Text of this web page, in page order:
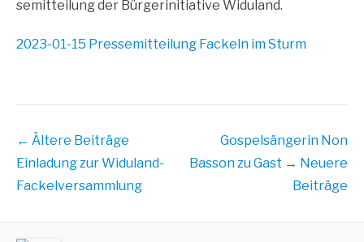
se­mit­tei­lung der Bür­ger­initia­ti­ve Widuland.
2023-01-15 Pres­se­mit­tei­lung Fackeln im Sturm
Beitrags
Übersicht
← Ältere Beiträge
Einladung zur Widuland-
Fackelversammlung
Gospelsängerin Non
Basson zu Gast → Neuere
Beiträge